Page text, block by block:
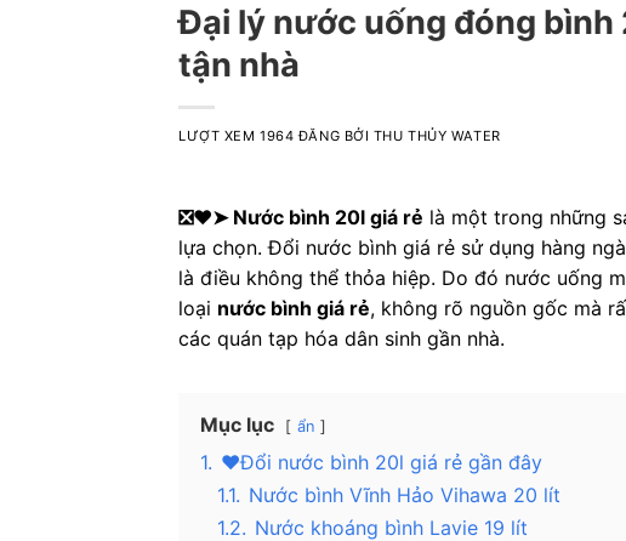
Đại lý nước uống đóng bình
tận nhà
LƯỢT XEM 1964 ĐĂNG BỞI THU THỦY WATER
❎❤️➤ Nước bình 20l giá rẻ là một trong những
lựa chọn. Đổi nước bình giá rẻ sử dụng hàng
là điều không thể thỏa hiệp. Do đó nước uống
loại nước bình giá rẻ, không rõ nguồn gốc mà
các quán tạp hóa dân sinh gần nhà.
Mục lục ẩn
1. ❤️Đổi nước bình 20l giá rẻ gần đây
1.1. Nước bình Vĩnh Hảo Vihawa 20 lít
1.2. Nước khoáng bình Lavie 19 lít